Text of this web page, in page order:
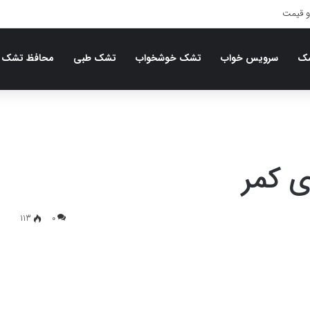
قیمت
سرویس خواب تشک خوشخواب تشک طبی محافظ تشک
کمر
0
113